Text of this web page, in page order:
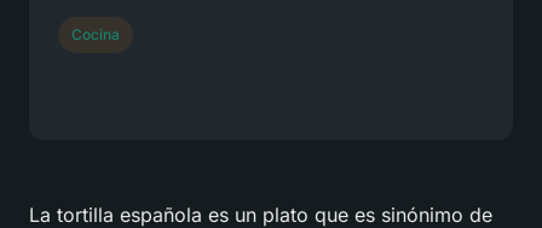
La tortilla española es un plato que es sinónimo de
Cocina